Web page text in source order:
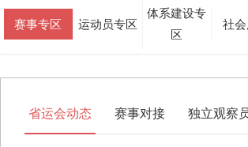
赛事专区 运动员专区
体系建设专
区
社
省运会动态 赛事对接 独立观察